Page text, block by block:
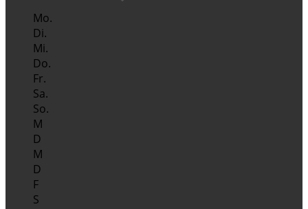
Mo.
Di.
Mi.
Do.
Fr.
Sa.
So.
M
D
M
D
F
S